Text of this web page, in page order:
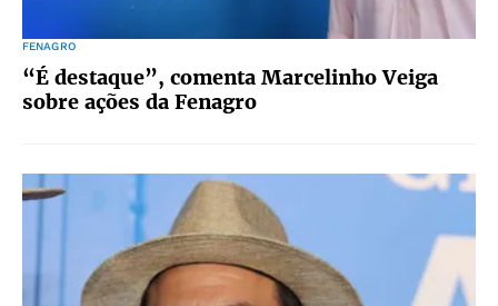
FENAGRO
“É destaque”, comenta Marcelinho Veiga
sobre ações da Fenagro